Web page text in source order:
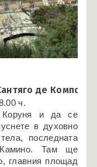
де
ч.
и да се
в духовно
последната
Там ще
главния площад